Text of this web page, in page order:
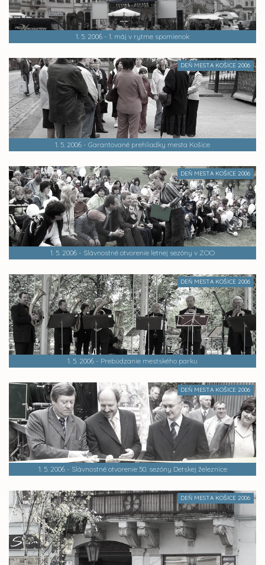
1. 5. 2006 - 1. máj v rytme spomienok
DEŇ MESTA KOŠICE 2006
1. 5. 2006 - Garantované prehliadky mesta Košice
DEŇ MESTA KOŠICE 2006
1. 5. 2006 - Slávnostné otvorenie letnej sezóny v ZOO
DEŇ MESTA KOŠICE 2006
1. 5. 2006 - Prebúdzanie mestského parku
DEŇ MESTA KOŠICE 2006
1. 5. 2006 - Slávnostné otvorenie 50. sezóny Detskej železnice
DEŇ MESTA KOŠICE 2006